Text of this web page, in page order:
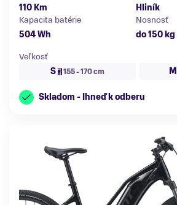
110 Km
Hliník
Kapacita batérie
504 Wh
Nosnosť
do 150 kg
Veľkosť
S
155 - 170 cm M
Skladom - Ihneď k odberu